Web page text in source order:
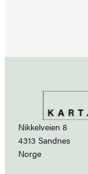
Nikkelveien 8
4313 Sandnes
Norge